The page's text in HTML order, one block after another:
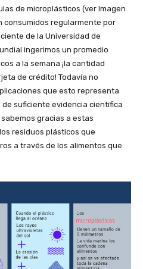
de microplásticos (ver Imagen
consumidos regularmente por
de la Universidad de
ingerimos un promedio
a la semana ¡la cantidad
de crédito! Todavía no
que esto representa
suficiente evidencia científica
gracias a estas
residuos plásticos que
a través de los alimentos que